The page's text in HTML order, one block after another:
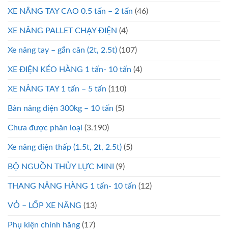
XE NÂNG TAY CAO 0.5 tấn – 2 tấn (46)
XE NÂNG PALLET CHẠY ĐIỆN (4)
Xe nâng tay – gắn cân (2t, 2.5t) (107)
XE ĐIỆN KÉO HÀNG 1 tấn- 10 tấn (4)
XE NÂNG TAY 1 tấn – 5 tấn (110)
Bàn nâng điện 300kg – 10 tấn (5)
Chưa được phân loại (3.190)
Xe nâng điện thấp (1.5t, 2t, 2.5t) (5)
BỘ NGUỒN THỦY LỰC MINI (9)
THANG NÂNG HÀNG 1 tấn- 10 tấn (12)
VỎ – LỐP XE NÂNG (13)
Phụ kiện chính hãng (17)